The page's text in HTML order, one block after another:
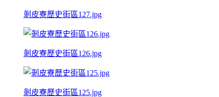
剝皮寮歷史街區127.jpg
剝皮寮歷史街區126.jpg
剝皮寮歷史街區125.jpg